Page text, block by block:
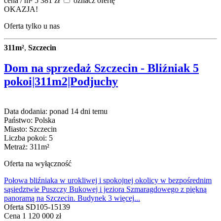
OKAZJA!
Oferta tylko u nas
311m², Szczecin
Dom na sprzedaż Szczecin - Bliźniak 5
pokoi|311m2|Podjuchy
Data dodania: ponad 14 dni temu
Państwo: Polska
Miasto: Szczecin
Liczba pokoi: 5
Metraż: 311m²
Oferta na wyłączność
Połowa bliźniaka w urokliwej i spokojnej okolicy w bezpośrednim
sąsiedztwie Puszczy Bukowej i jeziora Szmaragdowego z piękną
panoramą na Szczecin. Budynek 3 więcej...
Oferta SD105-15139
Cena 1 120 000 zł